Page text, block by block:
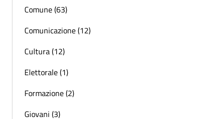
Comune (63)
Comunicazione (12)
Cultura (12)
Elettorale (1)
Formazione (2)
Giovani (3)